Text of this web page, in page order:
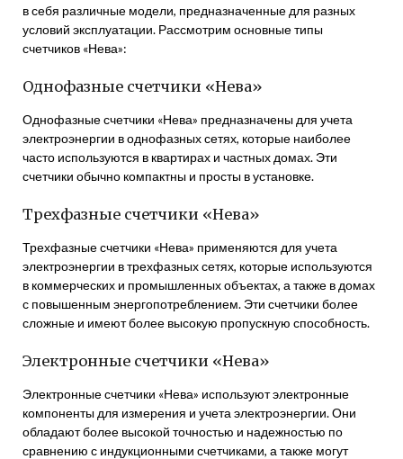
в себя различные модели, предназначенные для разных
условий эксплуатации. Рассмотрим основные типы
счетчиков «Нева»:
Однофазные счетчики «Нева»
Однофазные счетчики «Нева» предназначены для учета
электроэнергии в однофазных сетях, которые наиболее
часто используются в квартирах и частных домах. Эти
счетчики обычно компактны и просты в установке.
Трехфазные счетчики «Нева»
Трехфазные счетчики «Нева» применяются для учета
электроэнергии в трехфазных сетях, которые используются
в коммерческих и промышленных объектах, а также в домах
с повышенным энергопотреблением. Эти счетчики более
сложные и имеют более высокую пропускную способность.
Электронные счетчики «Нева»
Электронные счетчики «Нева» используют электронные
компоненты для измерения и учета электроэнергии. Они
обладают более высокой точностью и надежностью по
сравнению с индукционными счетчиками, а также могут